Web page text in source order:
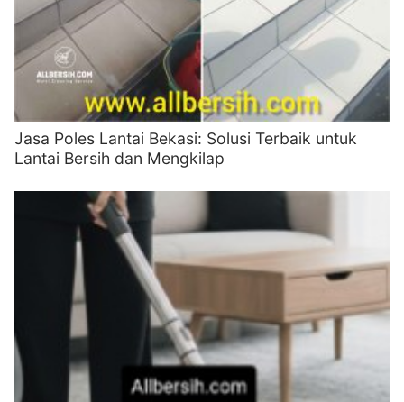
Jasa Poles Lantai Bekasi: Solusi Terbaik untuk
Lantai Bersih dan Mengkilap